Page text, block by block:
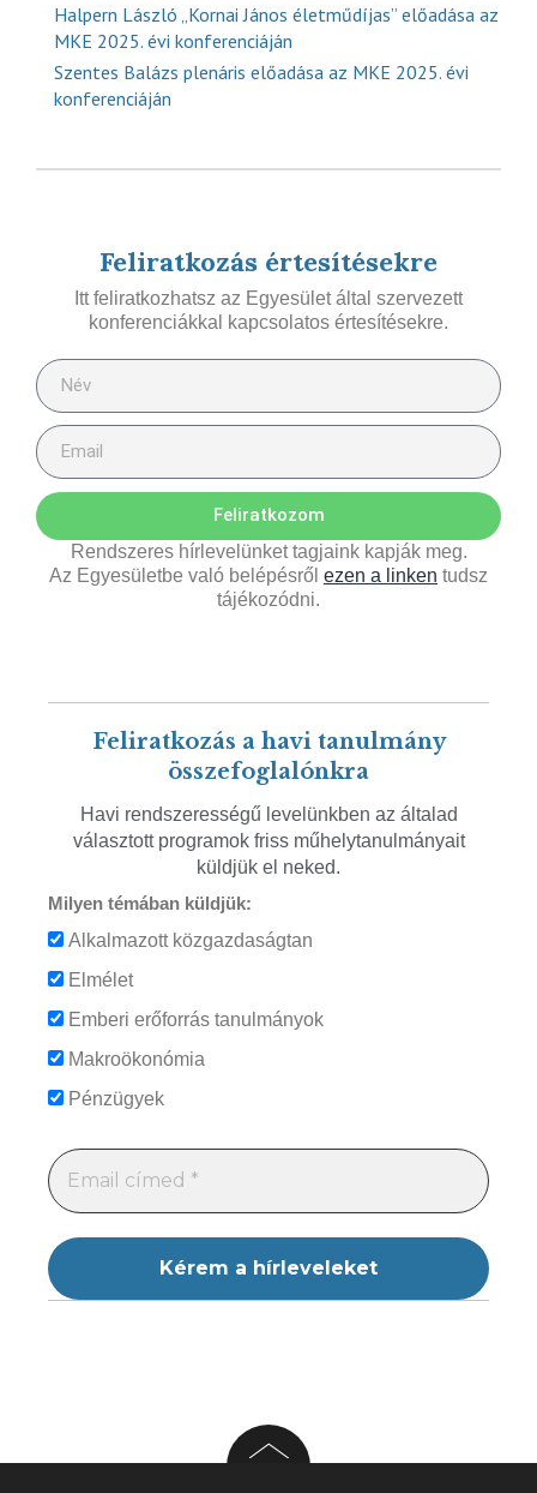
Halpern László „Kornai János életműdíjas” előadása az
MKE 2025. évi konferenciáján
Szentes Balázs plenáris előadása az MKE 2025. évi
konferenciáján
Feliratkozás értesítésekre
Itt feliratkozhatsz az Egyesület által szervezett
konferenciákkal kapcsolatos értesítésekre.
Feliratkozom
Rendszeres hírlevelünket tagjaink kapják meg.
Az Egyesületbe való belépésről ezen a linken tudsz
tájékozódni.
Feliratkozás a havi tanulmány
összefoglalónkra
Havi rendszerességű levelünkben az általad
választott programok friss műhelytanulmányait
küldjük el neked.
Milyen témában küldjük:
Alkalmazott közgazdaságtan
Elmélet
Emberi erőforrás tanulmányok
Makroökonómia
Pénzügyek